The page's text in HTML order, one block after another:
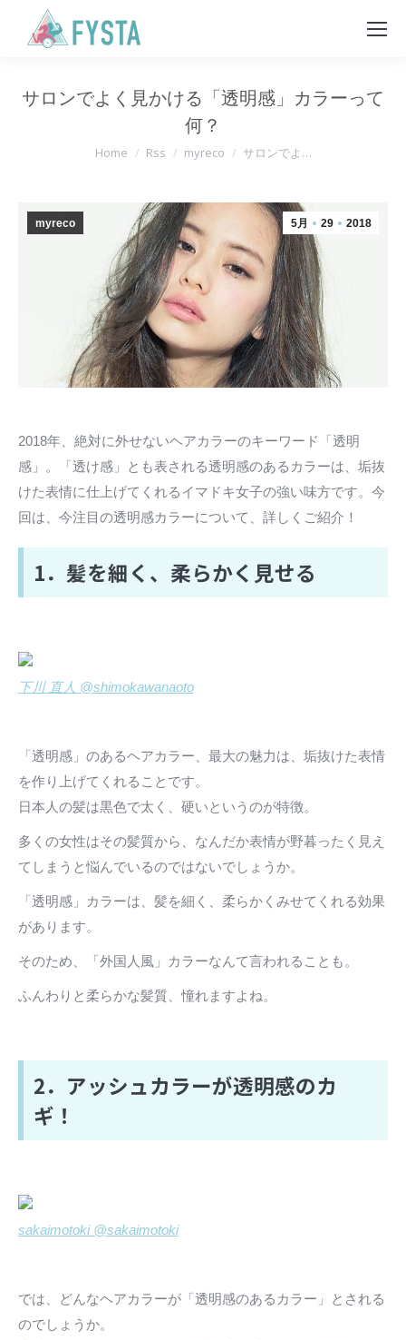
サロンでよく見かける「透明感」カラーって
何？
You are here:
Home Rss myreco サロンでよ…
5月 29 2018
myreco
2018年、絶対に外せないヘアカラーのキーワード「透明
感」。「透け感」とも表される透明感のあるカラーは、垢抜
けた表情に仕上げてくれるイマドキ女子の強い味方です。今
回は、今注目の透明感カラーについて、詳しくご紹介！
1．髪を細く、柔らかく見せる
下川 直人 @shimokawanaoto
「透明感」のあるヘアカラー、最大の魅力は、垢抜けた表情
を作り上げてくれることです。
日本人の髪は黒色で太く、硬いというのが特徴。
多くの女性はその髪質から、なんだか表情が野暮ったく見え
てしまうと悩んでいるのではないでしょうか。
「透明感」カラーは、髪を細く、柔らかくみせてくれる効果
があります。
そのため、「外国人風」カラーなんて言われることも。
ふんわりと柔らかな髪質、憧れますよね。
2．アッシュカラーが透明感のカ
ギ！
sakaimotoki @sakaimotoki
では、どんなヘアカラーが「透明感のあるカラー」とされる
のでしょうか。